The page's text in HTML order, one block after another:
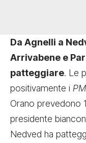
Da Agnelli a
Arrivabene e
patteggiare. Le
positivamente i PM
Orano prevedono
presidente
Nedved ha